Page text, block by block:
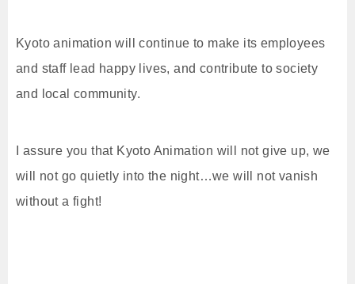
Kyoto animation will continue to make its employees
and staff lead happy lives, and contribute to society
and local community.
I assure you that Kyoto Animation will not give up, we
will not go quietly into the night…we will not vanish
without a fight!